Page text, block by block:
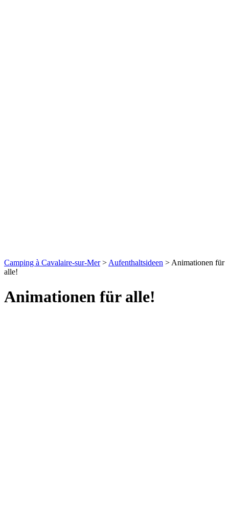
Camping à Cavalaire-sur-Mer> Aufenthaltsideen > Animationen für
alle!
Animationen für alle!